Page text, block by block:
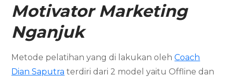
Motivator Marketing
Nganjuk
Metode pelatihan yang di lakukan olehCoach
Dian Saputra terdiri dari 2 model yaitu Offline dan